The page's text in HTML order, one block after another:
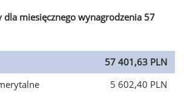
dla miesięcznego wynagrodzenia 57
57 401,63 PLN
5 602,40 PLN